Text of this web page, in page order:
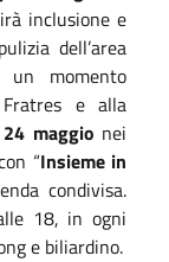
inclusione e
dell’area
momento
e alla
24 maggio nei
“Insieme in
condivisa.
18, in ogni
e biliardino.